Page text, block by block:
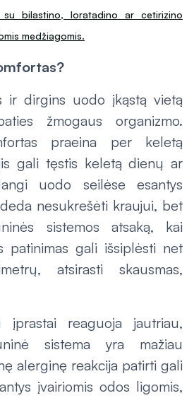
su bilastino, loratadino ar cetirizino
medžiagomis.
ir dirgins uodo įkąstą vietą
žmogaus organizmo.
praeina per keletą
gali tęstis keletą dienų ar
uodo seilėse esantys
nesukrešėti kraujui, bet
sistemos atsaką, kai
patinimas gali išsiplėsti net
atsirasti skausmas,
įprastai reaguoja jautriau,
sistema yra mažiau
alerginę reakcija patirti gali
įvairiomis odos ligomis,